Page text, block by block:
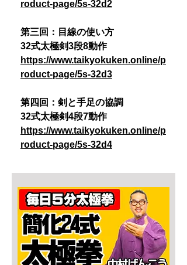
roduct-page/5s-32d2
第三回：目線の使い方
32式太極剣3段8動作
https://www.taikyokuken.online/p
roduct-page/5s-32d3
第四回：剣と手足の協調
32式太極剣4段7動作
https://www.taikyokuken.online/p
roduct-page/5s-32d4